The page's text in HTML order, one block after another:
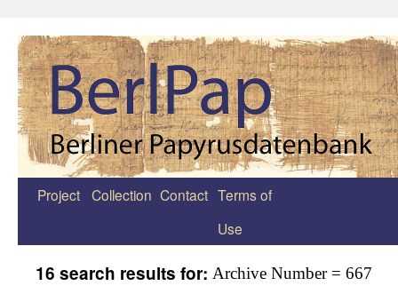
Zum
Project Collection Contact Terms of
Use
16 search results for: Archive Number = 667